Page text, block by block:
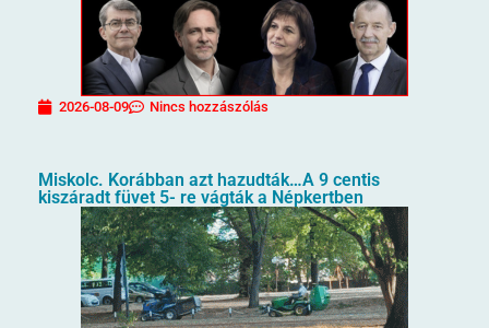
2026-08-09 Nincs hozzászólás
Miskolc. Korábban azt hazudták…A 9 centis
kiszáradt füvet 5- re vágták a Népkertben